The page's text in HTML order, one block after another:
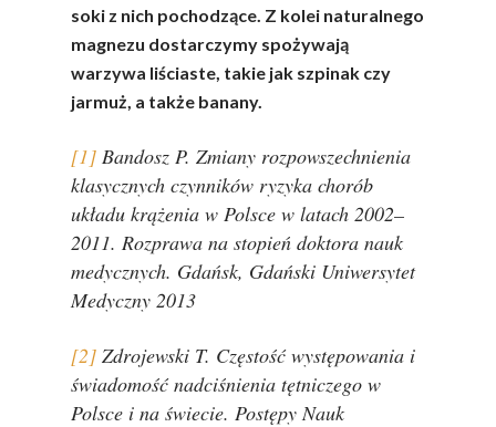
soki z nich pochodzące. Z kolei naturalnego
magnezu dostarczymy spożywają
warzywa liściaste, takie jak szpinak czy
jarmuż, a także banany.
[1] Bandosz P. Zmiany rozpowszechnienia
klasycznych czynników ryzyka chorób
układu krążenia w Polsce w latach 2002–
2011. Rozprawa na stopień doktora nauk
medycznych. Gdańsk, Gdański Uniwersytet
Medyczny 2013
[2] Zdrojewski T. Częstość występowania i
świadomość nadciśnienia tętniczego w
Polsce i na świecie. Postępy Nauk